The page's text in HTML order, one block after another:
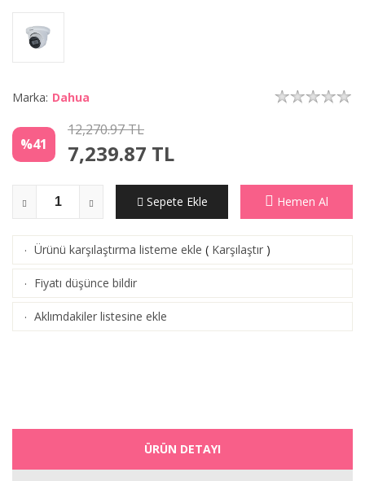
Marka: Dahua
%41
12,270.97 TL
7,239.87 TL
Sepete Ekle Hemen Al
· Ürünü karşılaştırma listeme ekle ( Karşılaştır )
· Fiyatı düşünce bildir
· Aklımdakiler listesine ekle
ÜRÜN DETAYI